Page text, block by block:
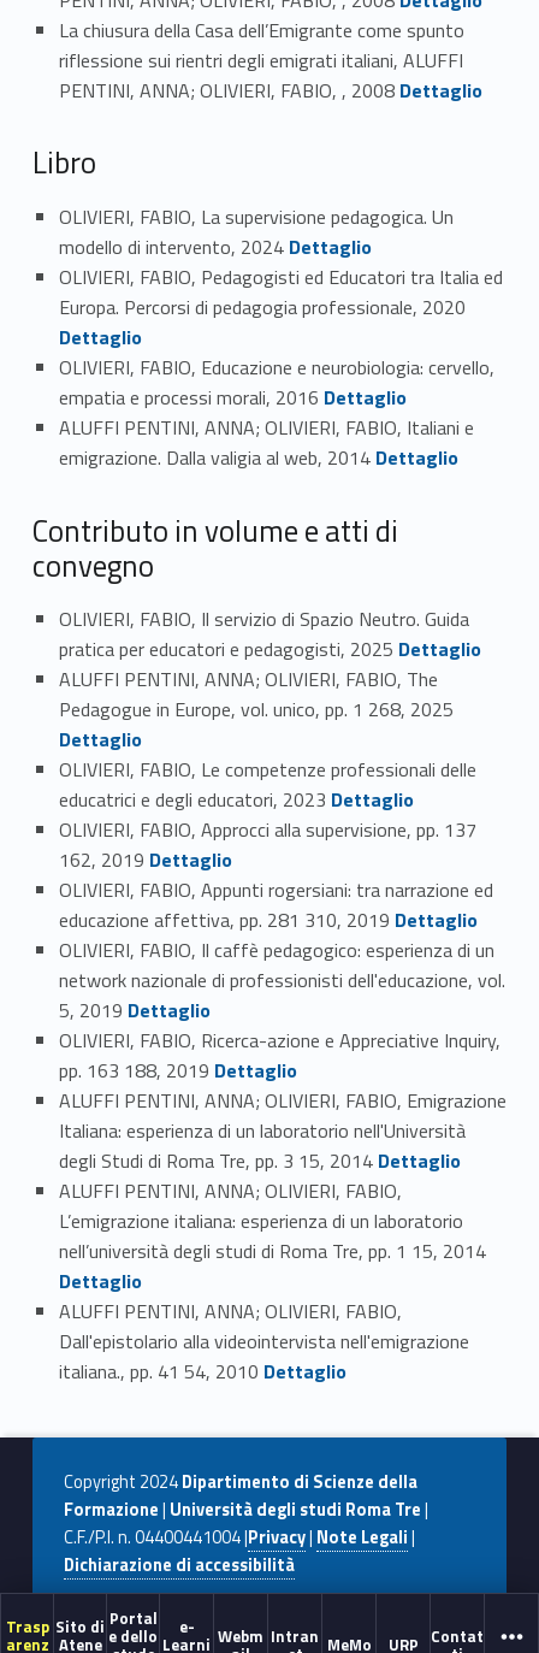
Trasp
arenz
Sito di
Atene
Portal
e dello e-
Learni Webm Intran MeMo URP Contat
La chiusura della Casa dell’Emigrante come spunto
riflessione sui rientri degli emigrati italiani, ALUFFI
PENTINI, ANNA; OLIVIERI, FABIO, , 2008Link identifier #identifier_person_165891-19Dettaglio
Libro
OLIVIERI, FABIO, La supervisione pedagogica. Un
modello di intervento, 2024 Link identifier #identifier_person_58067-20
Dettaglio
OLIVIERI, FABIO, Pedagogisti ed Educatori tra Italia ed
Europa. Percorsi di pedagogia professionale, 2020
Dettaglio
OLIVIERI, FABIO, Educazione e neurobiologia: cervello,
empatia e processi morali, 2016 Link identifier #identifier_person_99338-22
Dettaglio
ALUFFI PENTINI, ANNA; OLIVIERI, FABIO, Italiani e
emigrazione. Dalla valigia al web, 2014 Link identifier #identifier_person_154724-23
Dettaglio
Contributo in volume e atti di
convegno
OLIVIERI, FABIO, Il servizio di Spazio Neutro. Guida
pratica per educatori e pedagogisti, 2025 Link identifier #identifier_person_26805-24
Dettaglio
ALUFFI PENTINI, ANNA; OLIVIERI, FABIO, The
Pedagogue in Europe, vol. unico, pp. 1 268, 2025
Dettaglio
OLIVIERI, FABIO, Le competenze professionali delle
educatrici e degli educatori, 2023 Link identifier #identifier_person_119117-26
Dettaglio
OLIVIERI, FABIO, Approcci alla supervisione, pp. 137
162, 2019 Link identifier #identifier_person_176800-27
Dettaglio
OLIVIERI, FABIO, Appunti rogersiani: tra narrazione ed
educazione affettiva, pp. 281 310, 2019 Link identifier #identifier_person_193950-28
Dettaglio
OLIVIERI, FABIO, Il caffè pedagogico: esperienza di un
network nazionale di professionisti dell'educazione, vol.
5, 2019 Link identifier #identifier_person_40709-29
Dettaglio
OLIVIERI, FABIO, Ricerca-azione e Appreciative Inquiry,
pp. 163 188, 2019 Link identifier #identifier_person_111573-30
Dettaglio
ALUFFI PENTINI, ANNA; OLIVIERI, FABIO, Emigrazione
Italiana: esperienza di un laboratorio nell'Università
degli Studi di Roma Tre, pp. 3 15, 2014 Link identifier #identifier_person_118067-31
Dettaglio
ALUFFI PENTINI, ANNA; OLIVIERI, FABIO,
L’emigrazione italiana: esperienza di un laboratorio
nell’università degli studi di Roma Tre, pp. 1 15, 2014
Dettaglio
ALUFFI PENTINI, ANNA; OLIVIERI, FABIO,
Dall'epistolario alla videointervista nell'emigrazione
italiana., pp. 41 54, 2010 Link identifier #identifier_person_147137-33
Dettaglio
Copyright 2024Dipartimento di Scienze della
Formazione| Università degli studi Roma Tre|
C.F./P.I. n. 04400441004 |Privacy| Note Legali|
Dichiarazione di accessibilità